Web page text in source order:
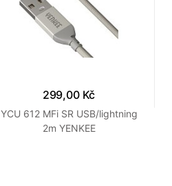
299,00 Kč
YCU 612 MFi SR USB/lightning
2m YENKEE